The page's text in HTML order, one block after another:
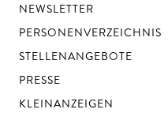
NEWSLETTER
PERSONENVERZEICHNIS
STELLENANGEBOTE
PRESSE
KLEINANZEIGEN